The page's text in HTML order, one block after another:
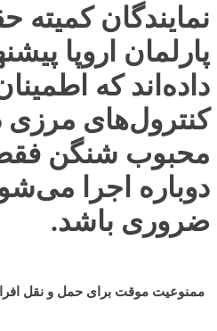
نمایندگان کمیته
پارلمان اروپا
داده‌اند که
کنترول‌های مرزی
محبوب شنگن
دوباره اجرا
ضروری باشد.
ممنوعیت موقت برای حمل و نقل